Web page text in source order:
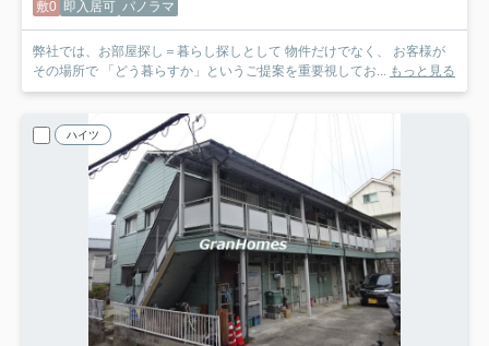
敷0 即入居可 パノラマ
弊社では、お部屋探し＝暮らし探しとして 物件だけでなく、 お客様が
その場所で 「どう暮らすか」というご提案を重要視してお...
もっと見る
ハイツ